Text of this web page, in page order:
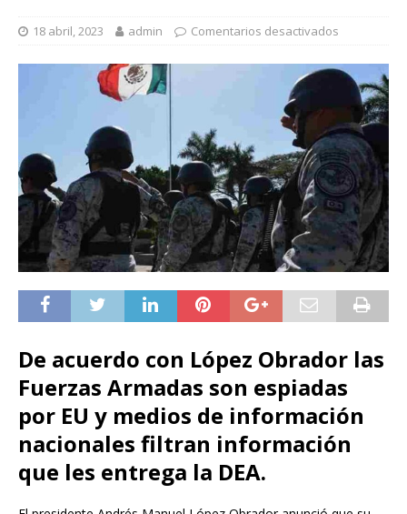
18 abril, 2023 admin Comentarios desactivados
De acuerdo con López Obrador las
Fuerzas Armadas son espiadas
por EU y medios de información
nacionales filtran información
que les entrega la DEA.